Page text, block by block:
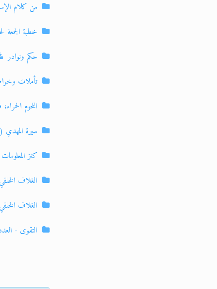
من كلام
خطبة الجمعة
حكم ونوادر
تأملات
اللحوم
سيرة المهدي
كنز المعلومات
الغلاف
الغلاف
التقوى -